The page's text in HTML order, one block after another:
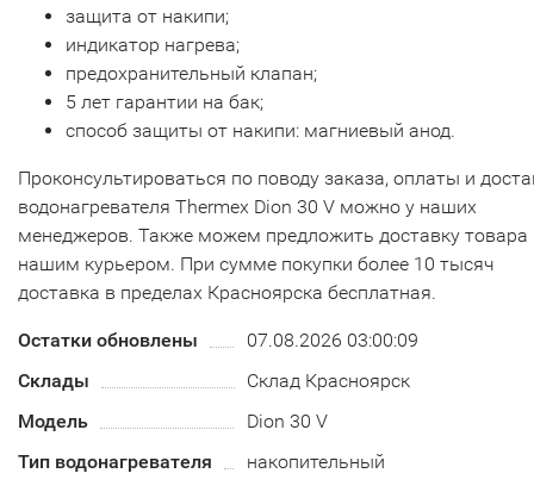
защита от накипи;
индикатор нагрева;
предохранительный клапан;
5 лет гарантии на бак;
способ защиты от накипи: магниевый анод.
Проконсультироваться по поводу заказа, оплаты и
водонагревателя Thermex Dion 30 V можно у наших
менеджеров. Также можем предложить доставку товара
нашим курьером. При сумме покупки более 10 тысяч
доставка в пределах Красноярска бесплатная.
Остатки обновлены
07.08.2026 03:00:09
Склады
Склад Красноярск
Модель
Dion 30 V
Тип водонагревателя
накопительный